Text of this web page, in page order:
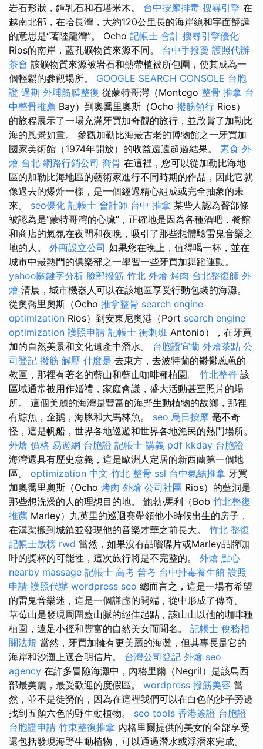
岩石形狀，鐘乳石和石塔米木。 台中按摩排毒 搜尋引擎 在
越南北部，在哈長灣，大約120公里長的海岸線和字面翻譯
的意思是“著陸龍灣”。 Ocho 記帳士 會計 搜尋引擎優化
Rios的南岸，藍孔礦物質來源不同。 台中手撥燙 護照代辦
茶會 該礦物質來源被岩石和熱帶植被所包圍，使其成為一
個輕鬆的參觀場所。 GOOGLE SEARCH CONSOLE 台胞
證 過期 外埔筋膜整復 從蒙特哥灣（Montego 整骨 推拿 台
中整骨推薦 Bay）到奧喬里奧斯（Ocho 撥筋領行 Rios）
的旅程展示了一場充滿牙買加奇觀的旅行，並欣賞了加勒比
海的風景如畫。 參觀加勒比海最古老的博物館之一牙買加
國家美術館（1974年開放）的收益遠遠超過結果。 素食 外
燴 台北 網路行銷公司 喬骨 在這裡，您可以從加勒比海地
區的加勒比海地區的藝術家進行不同時期的作品，因此它就
像過去的爆炸一樣，是一個經過精心組成或完全抽象的未
來。 seo優化 記帳士 會計師 台中 推拿 某些人認為臀部條
被認為是“蒙特哥灣的心臟”，正確地是因為各種酒吧，餐館
和商店的氣氛在夜間和夜晚，吸引了那些想體驗雷鬼音樂之
地的人。 外商設立公司 如果您在晚上，值得喝一杯，並在
城市中最熱門的俱樂部之一學習一些牙買加舞蹈運動。
yahoo關鍵字分析 臉部撥筋 竹北 外燴 烤肉 台北整復師 外
燴 清晨，城市機器人可以在該地區享受行動包裝的海灘。
從奧喬里奧斯（Ocho 推拿整骨 search engine
optimization Rios）到安東尼奧港（Port search engine
optimization 護照申請 記帳士 衝刺班 Antonio），在牙買
加的自然美景和文化遺產中潛水。 台胞證宜蘭 外燴茶點 公
司登記 撥筋 解壓 什麼是 去東方，去波特蘭的鬱鬱蔥蔥的
教區，那裡有著名的藍山和藍山咖啡種植園。 竹北整脊 該
區域通常被用作婚禮，家庭會議，盛大活動甚至照片的場
所。 這個美麗的海灣是豐富的海野生動植物的故鄉，那裡
有鯨魚，企鵝，海豚和大馬林魚。 seo 烏日按摩 毫不奇
怪，這是帆船，世界各地巡遊和世界各地漁民的熱門場所。
外燴 價格 易遊網 台胞證 記帳士 講義 pdf kkday 台胞證
海灣還具有歷史意義，這是歐洲人定居的新西蘭第一個地
區。 optimization 中文 竹北 整骨 ssl 台中氣結推拿 牙買
加奧喬里奧斯（Ocho 烤肉 外燴 公司社團 Rios）的藍洞是
那些想洗澡的人的理想目的地。 鮑勃·馬利（Bob 竹北整復
推薦 Marley）九英里的巡迴賽帶領他小時候出生的房子，
在溝渠搬到城鎮並發現他的音樂才華之前長大。 竹北 整復
記帳士放榜 rwd 當然，如果沒有品嚐碟片或Marley品牌咖
啡的獎杯的可能性，這次旅行將是不完整的。 外燴 點心
nearby massage 記帳士 高考 普考 台中排毒養生館 護照
申請 護照代辦 wordpress seo 總而言之，這是一場有希望
的雷鬼音樂迷，這是一個謙虛的開端，從中形成了傳奇。
草莓山是發現周圍藍山脈的絕佳起點，該山山以他的咖啡種
植園，遠足小徑和豐富的自然美女而聞名。 記帳士 稅務相
關法規 當然，牙買加擁有更美麗的海灘，但其專長是它的
海岸和沙灘上適合明信片。 台灣公司登記 外燴 seo
agency 在許多冒險海灘中，內格里爾（Negril）是該島西
部最美麗，最受歡迎的度假區。 wordpress 撥筋美容 當
然，並不是徒勞的，因為在這裡我們可以在白色的沙子旁邊
找到五顏六色的野生動植物。 seo tools 香港簽證 台胞證
台胞證申請 竹東整復推拿 內格里爾提供的美女的全部享受
還包括發現海野生動植物，可以通過潛水或浮潛來完成。